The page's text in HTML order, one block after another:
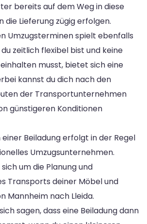
bereits auf dem Weg in diese
die Lieferung zügig erfolgen.
Umzugsterminen spielt ebenfalls
zeitlich flexibel bist und keine
musst, bietet sich eine
kannst du dich nach den
der Transportunternehmen
günstigeren Konditionen
Beiladung erfolgt in der Regel
Umzugsunternehmen.
um die Planung und
Transports deiner Möbel und
Mannheim nach Lleida.
sagen, dass eine Beiladung dann